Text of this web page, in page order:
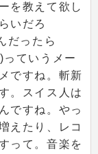
を教えて欲し
いだろ
だったら
ていうメー
ですね。斬新
。スイス人は
ですね。やっ
えたり、レコ
って。音楽を